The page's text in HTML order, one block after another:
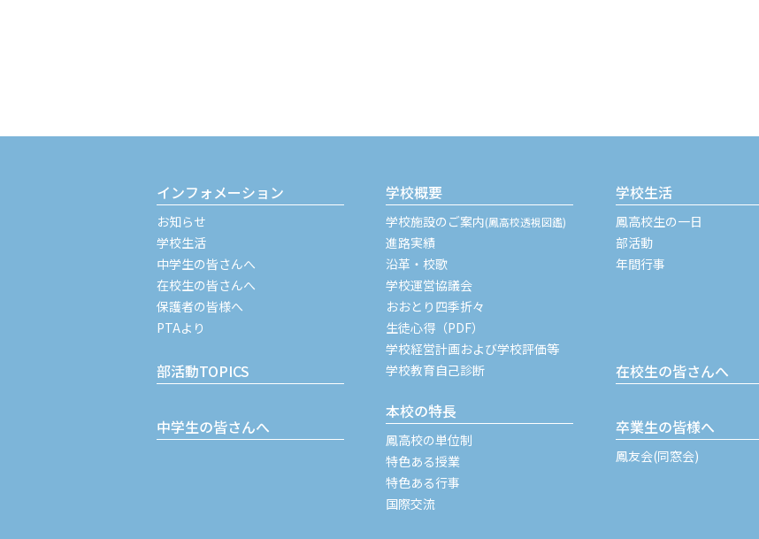
インフォメーション
お知らせ
学校生活
中学生の皆さんへ
在校生の皆さんへ
保護者の皆様へ
PTAより
部活動TOPICS
中学生の皆さんへ
学校概要
学校施設のご案内(鳳高校透視図鑑)
進路実績
沿革・校歌
学校運営協議会
おおとり四季折々
生徒心得（PDF）
学校経営計画および学校評価等
学校教育自己診断
本校の特長
鳳高校の単位制
特色ある授業
特色ある行事
国際交流
学校生活
鳳高校生の一日
部活動
年間行事
在校生の皆さんへ
卒業生の皆様へ
鳳友会(同窓会)